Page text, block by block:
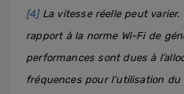
[4] La vitesse réelle peut
rapport à la norme Wi-Fi de
performances sont dues à
fréquences pour l’utilisation